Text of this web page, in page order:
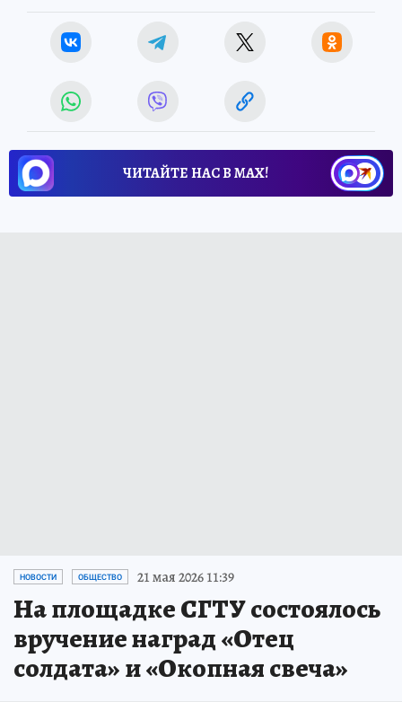
ЧИТАЙТЕ НАС В МАХ!
НОВОСТИ ОБЩЕСТВО 21 мая 2026 11:39
На площадке СГТУ состоялось
вручение наград «Отец
солдата» и «Окопная свеча»